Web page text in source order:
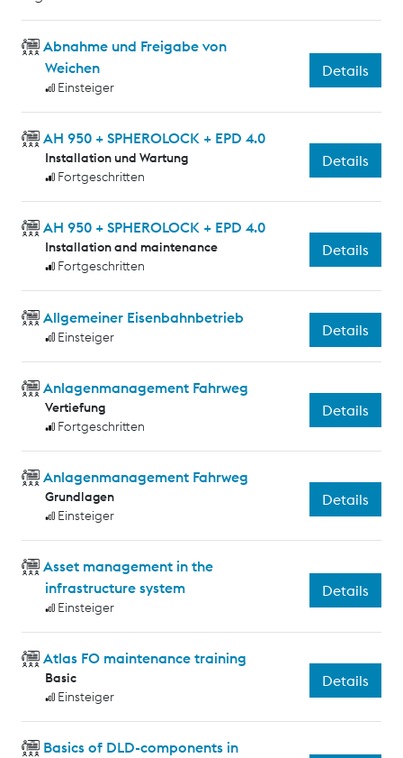
Abnahme und Freigabe von
Weichen
Einsteiger
Details
AH 950 + SPHEROLOCK + EPD 4.0
Installation und Wartung
Fortgeschritten
Details
AH 950 + SPHEROLOCK + EPD 4.0
Installation and maintenance
Fortgeschritten
Details
Allgemeiner Eisenbahnbetrieb
Einsteiger Details
Anlagenmanagement Fahrweg
Vertiefung
Fortgeschritten
Details
Anlagenmanagement Fahrweg
Grundlagen
Einsteiger
Details
Asset management in the
infrastructure system
Einsteiger
Details
Atlas FO maintenance training
Basic
Einsteiger
Details
Basics of DLD-components in